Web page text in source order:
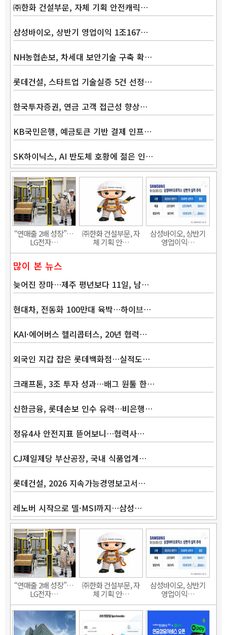
Band
㈜한화 건설부문, 자체 기획 안전캐릭…
삼성바이오, 상반기 영업이익 1조167…
NH농협손보, 차세대 보안기술 구축 확…
롯데건설, 스타트업 기술실증 5건 선정…
한국투자증권, 연금 고객 접근성 향상…
KB국민은행, 예금토큰 기반 결제 인프…
SK하이닉스, AI 반도체 호황에 젊은 인…
“연매출 2배 성장”…
LG전자…
㈜한화 건설부문, 자
체 기획 안…
삼성바이오, 상반기
영업이익…
많이 본 뉴스
늦어진 장마…제주 평년보다 11일, 남…
현대차, 전동화 100만대 육박…하이브…
KAI·에어버스 헬리콥터스, 20년 협력…
외국인 지갑 잡은 롯데백화점…실적도…
크래프톤, 3조 투자 성과…배그 원툴 한…
신한금융, 롯데손보 인수 유력…비은행…
정유4사 안전지표 뜯어보니…협력사…
CJ제일제당 부산공장, 국내 식품업계…
롯데건설, 2026 지속가능경영보고서…
레노버 시작으로 델·MSI까지…삼성…
“연매출 2배 성장”…
LG전자…
㈜한화 건설부문, 자
체 기획 안…
삼성바이오, 상반기
영업이익…